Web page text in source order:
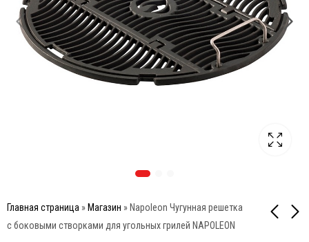
Главная страница » Магазин » Napoleon Чугунная решетка
с боковыми створками для угольных грилей NAPOLEON